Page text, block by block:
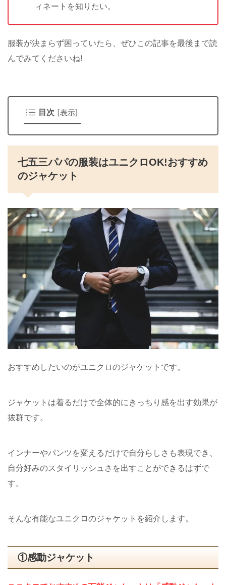
ィネートを知りたい。
服装が決まらず困っていたら、ぜひこの記事を最後まで読
んでみてくださいね!
目次 [表示]
七五三パパの服装はユニクロOK!おすすめ
のジャケット
おすすめしたいのがユニクロのジャケットです。
ジャケットは着るだけで全体的にきっちり感を出す効果が
抜群です。
インナーやパンツを変えるだけで自分らしさも表現でき、
自分好みのスタイリッシュさを出すことができるはずで
す。
そんな有能なユニクロのジャケットを紹介します。
①感動ジャケット